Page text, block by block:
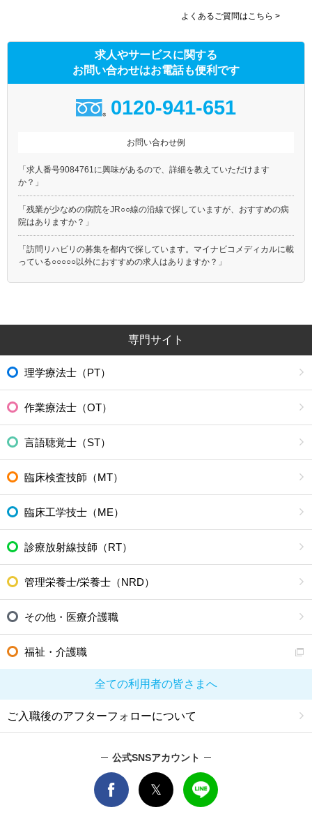
よくあるご質問はこちら >
求人やサービスに関する
お問い合わせはお電話も便利です
0120-941-651
お問い合わせ例
「求人番号9084761に興味があるので、詳細を教えていただけます
か？」
「残業が少なめの病院をJR○○線の沿線で探していますが、おすすめの病
院はありますか？」
「訪問リハビリの募集を都内で探しています。マイナビコメディカルに載
っている○○○○○以外におすすめの求人はありますか？」
専門サイト
理学療法士（PT）
作業療法士（OT）
言語聴覚士（ST）
臨床検査技師（MT）
臨床工学技士（ME）
診療放射線技師（RT）
管理栄養士/栄養士（NRD）
その他・医療介護職
福祉・介護職
全ての利用者の皆さまへ
ご入職後のアフターフォローについて
公式SNSアカウント